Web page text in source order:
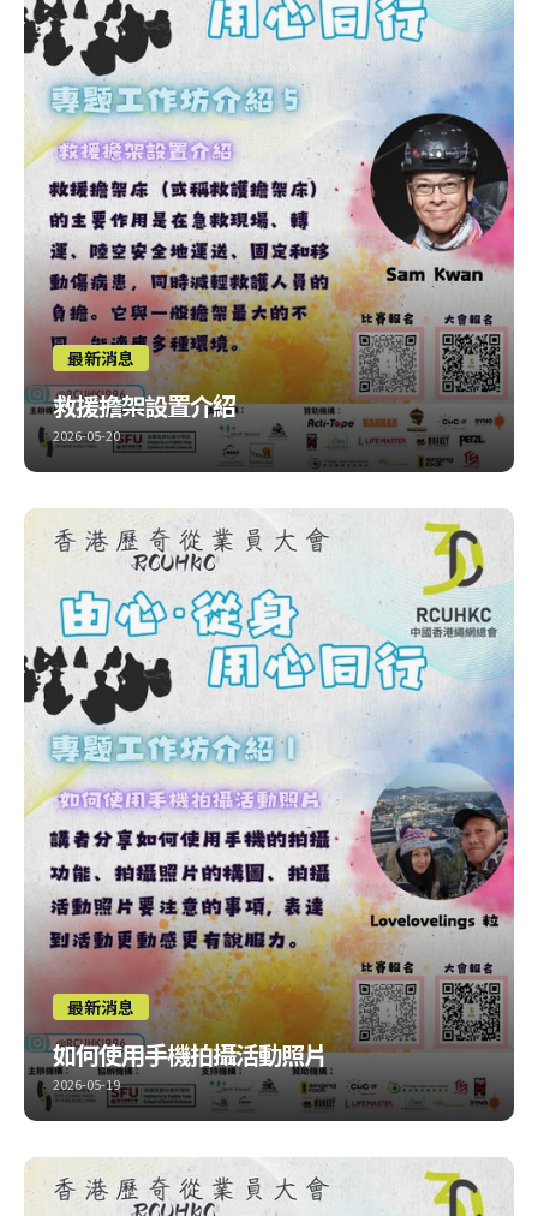
最新消息
救援擔架設置介紹
2026-05-20
陸續有嚟，呢個係專門少少嘅主題~ 有興趣嘅朋友，記住報名
大會報名：https://forms.gle/dhZvfRee4zANM3B79
最新消息
如何使用手機拍攝活動照片
2026-05-19
出喇出喇，今年嘅專題工作坊有唔同嘅類型 大家可以密切留意
https://forms.gle/511J8NLwtLCYX2G36 大會報名：
https://forms.gle/dhZvfRee4zANM3B79